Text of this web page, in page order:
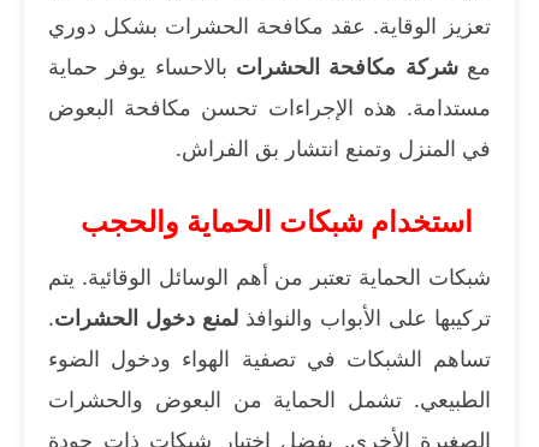
تعزيز الوقاية. عقد مكافحة الحشرات بشكل دوري
معشركة مكافحة الحشرات بالاحساء يوفر حماية
مستدامة. هذه الإجراءات تحسن مكافحة البعوض
في المنزل وتمنع انتشار بق الفراش.
استخدام شبكات الحماية والحجب
شبكات الحماية تعتبر من أهم الوسائل الوقائية. يتم
تركيبها على الأبواب والنوافذ لمنع دخول الحشرات.
تساهم الشبكات في تصفية الهواء ودخول الضوء
الطبيعي. تشمل الحماية من البعوض والحشرات
الصغيرة الأخرى. يفضل اختيار شبكات ذات جودة